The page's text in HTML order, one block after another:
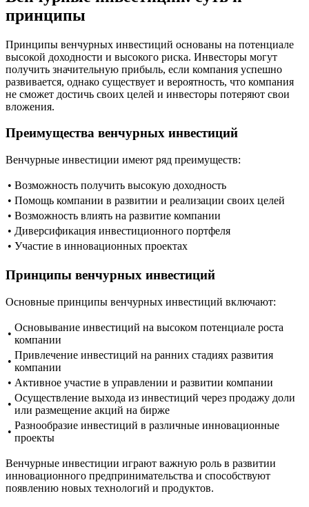
принципы
Принципы венчурных инвестиций основаны на потенциале
высокой доходности и высокого риска. Инвесторы могут
получить значительную прибыль, если компания успешно
развивается, однако существует и вероятность, что компания
не сможет достичь своих целей и инвесторы потеряют свои
вложения.
Преимущества венчурных инвестиций
Венчурные инвестиции имеют ряд преимуществ:
• Возможность получить высокую доходность
• Помощь компании в развитии и реализации своих целей
• Возможность влиять на развитие компании
• Диверсификация инвестиционного портфеля
• Участие в инновационных проектах
Принципы венчурных инвестиций
Основные принципы венчурных инвестиций включают:
•
Основывание инвестиций на высоком потенциале роста
компании
•
Привлечение инвестиций на ранних стадиях развития
компании
• Активное участие в управлении и развитии компании
•
Осуществление выхода из инвестиций через продажу доли
или размещение акций на бирже
•
Разнообразие инвестиций в различные инновационные
проекты
Венчурные инвестиции играют важную роль в развитии
инновационного предпринимательства и способствуют
появлению новых технологий и продуктов.